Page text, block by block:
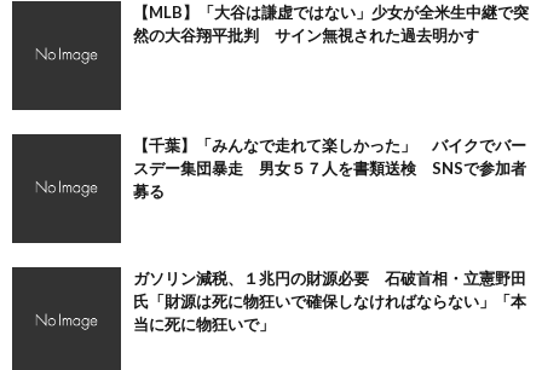
【MLB】「大谷は謙虚ではない」少女が全米生中継で突
然の大谷翔平批判 サイン無視された過去明かす
【千葉】「みんなで走れて楽しかった」 バイクでバー
スデー集団暴走 男女５７人を書類送検 SNSで参加者
募る
ガソリン減税、１兆円の財源必要 石破首相・立憲野田
氏「財源は死に物狂いで確保しなければならない」「本
当に死に物狂いで」